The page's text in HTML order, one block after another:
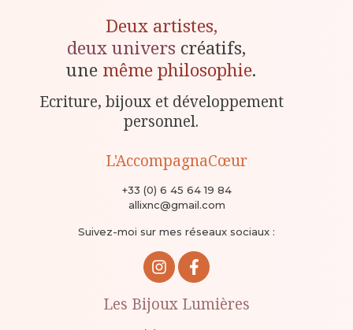
Deux artistes,
deux univers créatifs,
une même philosophie.
Ecriture, bijoux et développement
personnel.
L'AccompagnaCœur
+33 (0) 6 45 64 19 84
allixnc@gmail.com
Suivez-moi sur mes réseaux sociaux :
Les Bijoux Lumières